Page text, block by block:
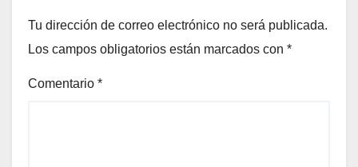
Tu dirección de correo electrónico no será publicada.
Los campos obligatorios están marcados con *
Comentario *